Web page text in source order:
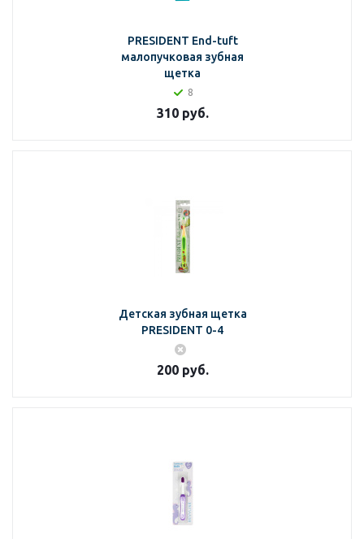
PRESIDENT End-tuft
малопучковая зубная
щетка
8
310руб.
Детская зубная щетка
PRESIDENT 0-4
200руб.